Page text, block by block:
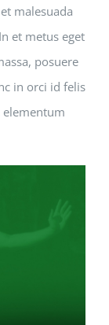
malesuada
et metus eget
posuere
in orci id felis